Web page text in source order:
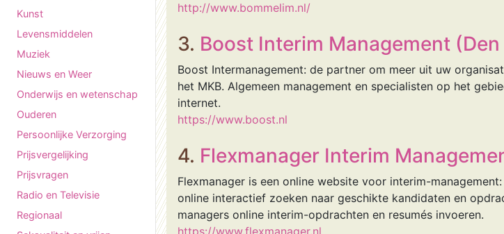
Kunst
Levensmiddelen
Muziek
Nieuws en Weer
Onderwijs en wetenschap
Ouderen
Persoonlijke Verzorging
Prijsvergelijking
Prijsvragen
Radio en Televisie
Regionaal
http://www.bommelim.nl/
3. Boost Interim Management (Den
Boost Intermanagement: de partner om meer uit uw
het MKB. Algemeen management en specialisten op het
internet.
https://www.boost.nl
4. Flexmanager Interim
Flexmanager is een online website voor interim-
online interactief zoeken naar geschikte kandidaten en
managers online interim-opdrachten en resumés invoeren.
https://www.flexmanager.nl